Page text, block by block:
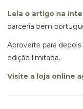
Leia o artigo na
parceria bem
Aproveite para
edição limitada.
Visite a loja online